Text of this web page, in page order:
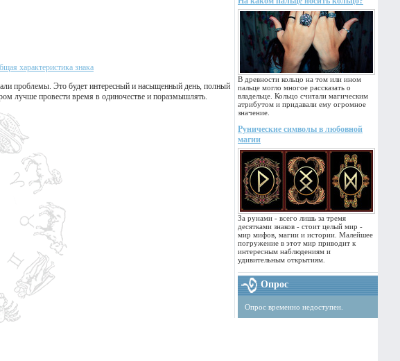
В древности кольцо на том или ином
пальце могло многое рассказать о
владельце. Кольцо считали магическим
атрибутом и придавали ему огромное
значение.
Рунические символы в любовной
магии
За рунами - всего лишь за тремя
десятками знаков - стоит целый мир -
мир мифов, магии и истории. Малейшее
погружение в этот мир приводит к
интересным наблюдениям и
удивительным открытиям.
Опрос
Опрос временно недоступен.
характеристика знака
проблемы. Это будет интересный и насыщенный день, полный
лучше провести время в одиночестве и поразмышлять.